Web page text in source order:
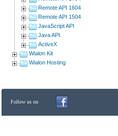
Remote API 1604
Remote API 1504
JavaScript API
Java API
ActiveX
Wialon Kit
Wialon Hosting
Follow us on